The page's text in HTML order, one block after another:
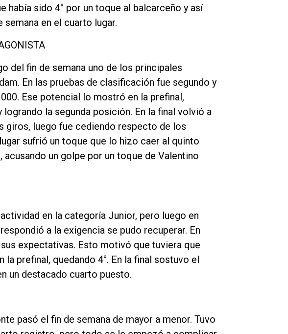
había sido 4° por un toque al balcarceño y así
en el cuarto lugar.
del fin de semana uno de los principales
En las pruebas de clasificación fue segundo y
Ese potencial lo mostró en la prefinal,
la segunda posición. En la final volvió a
giros, luego fue cediendo respecto de los
sufrió un toque que lo hizo caer al quinto
acusando un golpe por un toque de Valentino
en la categoría Junior, pero luego en
a la exigencia se pudo recuperar. En
expectativas. Esto motivó que tuviera que
la prefinal, quedando 4°. En la final sostuvo el
un destacado cuarto puesto.
pasó el fin de semana de mayor a menor. Tuvo